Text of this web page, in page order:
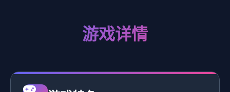
游戏详情